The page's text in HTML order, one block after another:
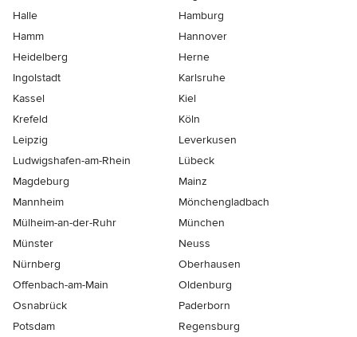
Halle
Hamburg
Hamm
Hannover
Heidelberg
Herne
Ingolstadt
Karlsruhe
Kassel
Kiel
Krefeld
Köln
Leipzig
Leverkusen
Ludwigshafen-am-Rhein
Lübeck
Magdeburg
Mainz
Mannheim
Mönchen­gladbach
Mülheim-an-der-Ruhr
München
Münster
Neuss
Nürnberg
Oberhausen
Offenbach-am-Main
Oldenburg
Osnabrück
Paderborn
Potsdam
Regensburg